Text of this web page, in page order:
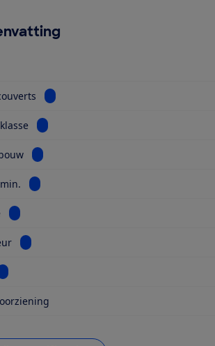
Bekijk informatie voor Aantal couverts
Bekijk informatie voor Energieklasse
Bekijk informatie voor Type inbouw
Bekijk informatie voor Hoogte min.
Bekijk informatie voor Breedte
Bekijk informatie voor Sleepdeur
informatie voor Kleur